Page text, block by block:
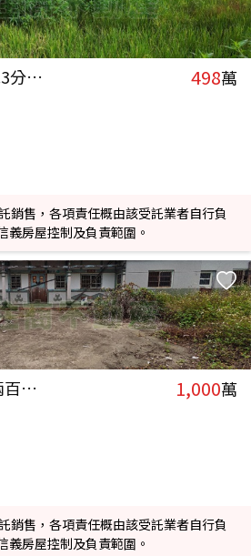
後壁區竹圍後段約3.3分農地 498萬
銷售，各項責任概由該受託業者自行負
義房屋控制及負責範圍。
後壁俗女村大面寬兩百坪乙種建地 1,000萬
銷售，各項責任概由該受託業者自行負
義房屋控制及負責範圍。